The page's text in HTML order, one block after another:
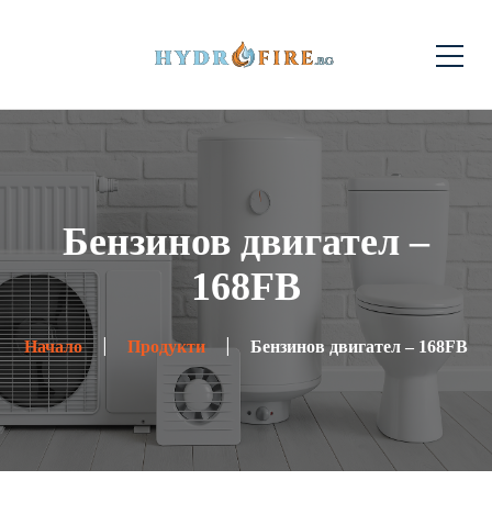
Бензинов двигател –
168FB
Начало Продукти Бензинов двигател – 168FB